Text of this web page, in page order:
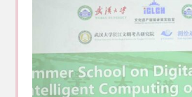
immersion
à
Aix-
Marseille